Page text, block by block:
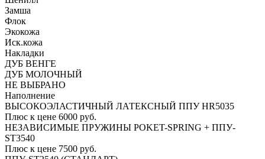
Замша
Флок
Экокожа
Иск.кожа
Накладки
ДУБ ВЕНГЕ
ДУБ МОЛОЧНЫЙ
НЕ ВЫБРАНО
Наполнение
ВЫСОКОЭЛАСТИЧНЫЙ ЛАТЕКСНЫЙ ППУ HR5035
Плюс к цене 6000 руб.
НЕЗАВИСИМЫЕ ПРУЖИНЫ POKET-SPRING + ППУ-
ST3540
Плюс к цене 7500 руб.